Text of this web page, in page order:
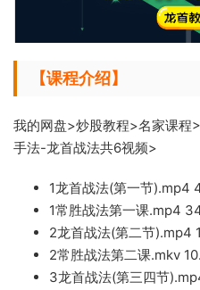
【课程介绍】
我的网盘>炒股教程>名家课程
手法-龙首战法共6视频>
1龙首战法(第一节).mp4
1常胜战法第一课.mp4
2龙首战法(第二节).mp4
2常胜战法第二课.mkv
3龙首战法(第三四节